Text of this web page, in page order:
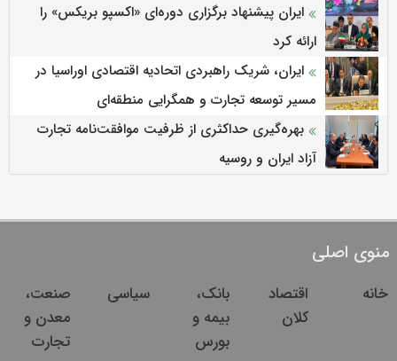
ایران پیشنهاد برگزاری دوره‌ای «اکسپو بریکس» را
ارائه کرد
ایران، شریک راهبردی اتحادیه اقتصادی اوراسیا در
مسیر توسعه تجارت و همگرایی منطقه‌ای
بهره‌گیری حداکثری از ظرفیت موافقت‌نامه تجارت
آزاد ایران و روسیه
منوی اصلی
خانه
اقتصاد
کلان
بانک،
بیمه و
بورس
سیاسی
صنعت،
معدن و
تجارت